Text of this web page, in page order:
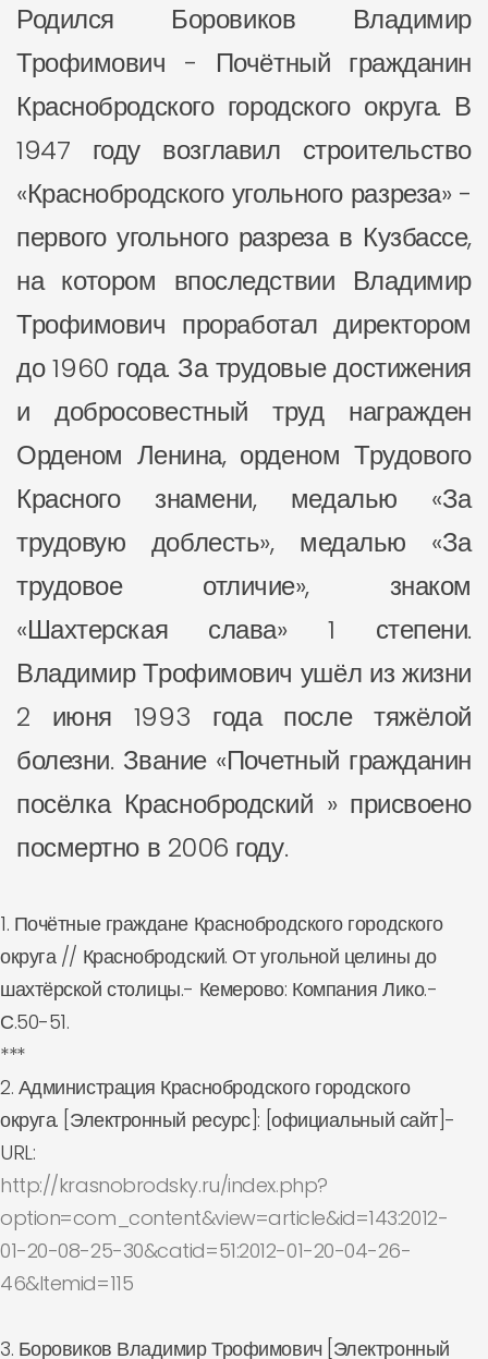
Родился Боровиков Владимир
Трофимович - Почётный гражданин
Краснобродского городского округа. В
1947 году возглавил строительство
«Краснобродского угольного разреза» -
первого угольного разреза в Кузбассе,
на котором впоследствии Владимир
Трофимович проработал директором
до 1960 года. За трудовые достижения
и добросовестный труд награжден
Орденом Ленина, орденом Трудового
Красного знамени, медалью «За
трудовую доблесть», медалью «За
трудовое отличие», знаком
«Шахтерская слава» 1 степени.
Владимир Трофимович ушёл из жизни
2 июня 1993 года после тяжёлой
болезни. Звание «Почетный гражданин
посёлка Краснобродский » присвоено
посмертно в 2006 году.
1. Почётные граждане Краснобродского городского
округа // Краснобродский. От угольной целины до
шахтёрской столицы.- Кемерово: Компания Лико.-
С.50-51.
***
2. Администрация Краснобродского городского
округа. [Электронный ресурс]: [официальный сайт]-
URL:
http://krasnobrodsky.ru/index.php?
option=com_content&view=article&id=143:2012-
01-20-08-25-30&catid=51:2012-01-20-04-26-
46&Itemid=115
3. Боровиков Владимир Трофимович [Электронный